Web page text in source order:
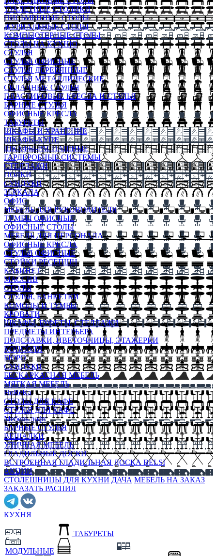
ТУАЛЕТНЫЕ СТОЛИКИ
ПИСЬМЕННЫЕ СТОЛЫ
ЖУРНАЛЬНЫЕ СТОЛЫ
КОМПЬЮТЕРНЫЕ СТОЛЫ
СТОЛЫ НА КУХНЮ
СТУЛЬЯ
СТУЛЬЯ ОФИСНЫЕ
СТУЛЬЯ ДЕРЕВЯННЫЕ
СТУЛЬЯ МЕТАЛЛИЧЕСКИЕ
СКЛАДНЫЕ СТУЛЬЯ
ПЛАСТИКОВЫЕ КРЕСЛА И СТУЛЬЯ
БАРНЫЕ СТУЛЬЯ
ОФИСНЫЕ КРЕСЛА
ТАБУРЕТЫ
ШКАФЫ И ХРАНЕНИЕ
ШКАФЫ-КУПЕ
ШКАФЫ-РАСПАШНЫЕ
ГАРДЕРОБНЫЕ СИСТЕМЫ
СТЕЛЛАЖИ
ПОЛКИ
СУНДУКИ
ЗЕРКАЛА
ОФИС
МЕБЕЛЬ ДЛЯ РУКОВОДИТЕЛЯ
ТУМБЫ ОФИСНЫЕ
ОФИСНЫЕ СТОЛЫ
МЕБЕЛЬ ДЛЯ ПЕРСОНАЛА
ОФИСНЫЕ КРЕСЛА
СТУЛЬЯ ОФИСНЫЕ
СТОЙКИ РЕСЕПШН
КАБИНЕТ
МАССИВ
СТОЛЫ
СТУЛЬЯ, БАНКЕТКИ
КОМОДЫ И ТУМБЫ
КРОВАТИ
ШКАФЫ, БУФЕТЫ, СТЕЛЛАЖИ
ПРЕДМЕТЫ ИНТЕРЬЕРА
ПОДСТАВКИ, ЦВЕТОЧНИЦЫ, ЭТАЖЕРКИ
КОНСОЛИ
БЮРО
СУНДУКИ
БЕСКАРКАСНАЯ МЕБЕЛЬ
МЯГКАЯ МЕБЕЛЬ
HoReKa
СТОЛЫ ДЛЯ КАФЕ
СТУЛЬЯ ДЛЯ КАФЕ
Мебель лофт
БАРНЫЕ СТУЛЬЯ
ВЕШАЛКИ
УЛИЧНАЯ МЕБЕЛЬ
ГЛАДИЛЬНЫЕ ДОСКИ
ВСТРОЕННАЯ ГЛАДИЛЬНАЯ ДОСКА BELSI
АКЦИИ
СТОЛЕШНИЦЫ ДЛЯ КУХНИ ДАЧА МЕБЕЛЬ НА ЗАКАЗ
ЗАКАЗАТЬ РАСПИЛ
КУХНЯ
МОДУЛЬНЫЕ
ТАБУРЕТЫ